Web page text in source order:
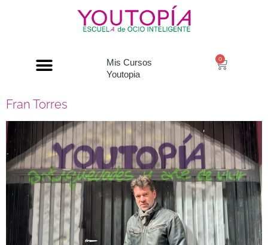
Mis Cursos
Youtopia
0
Fran Torres